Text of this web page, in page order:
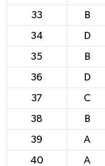
33 B
34 D
35 B
36 D
37 C
38 B
39 A
40 A